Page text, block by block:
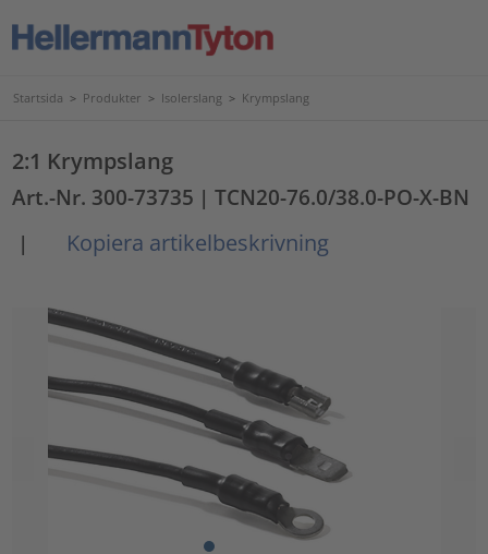
Startsida > Produkter > Isolerslang > Krympslang
2:1 Krympslang
Art.-Nr. 300-73735 | TCN20-76.0/38.0-PO-X-BN
|
Kopiera artikelbeskrivning